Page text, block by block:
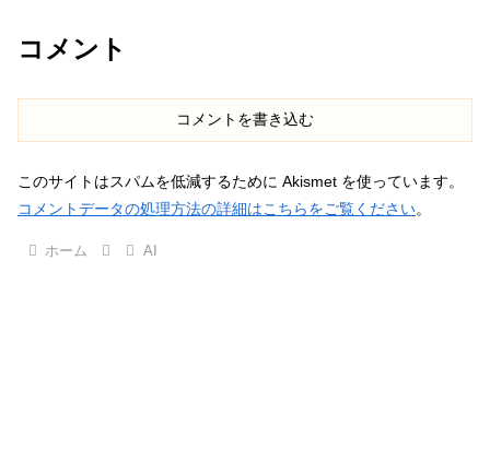
コメント
コメントを書き込む
このサイトはスパムを低減するために Akismet を使っています。
コメントデータの処理方法の詳細はこちらをご覧ください。
ホーム AI